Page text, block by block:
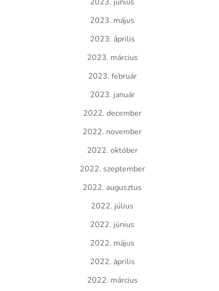
2023. május
2023. április
2023. március
2023. február
2023. január
2022. december
2022. november
2022. október
2022. szeptember
2022. augusztus
2022. július
2022. június
2022. május
2022. április
2022. március